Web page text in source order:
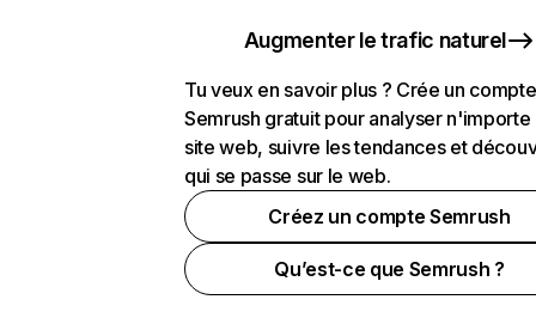
Augmenter le trafic naturel
Tu veux en savoir plus ? Crée un compte
Semrush gratuit pour analyser n'importe
site web, suivre les tendances et
qui se passe sur le web.
Créez un compte Semrush
Qu’est-ce que Semrush ?